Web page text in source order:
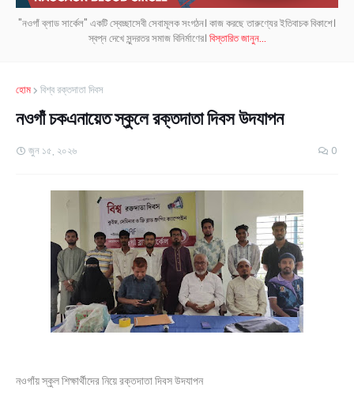
"নওগাঁ ব্লাড সার্কেল" একটি স্বেচ্ছাসেবী সেবামূলক সংগঠন। কাজ করছে তারুণ্যের ইতিবাচক বিকাশে।
স্বপ্ন দেখে সুন্দরতর সমাজ বিনির্মাণের। বিস্তারিত জানুন...
হোম বিশ্ব রক্তদাতা দিবস
নওগাঁ চকএনায়েত স্কুলে রক্তদাতা দিবস উদযাপন
জুন ১৫, ২০২৬ 0
নওগাঁয় স্কুল শিক্ষার্থীদের নিয়ে রক্তদাতা দিবস উদযাপন